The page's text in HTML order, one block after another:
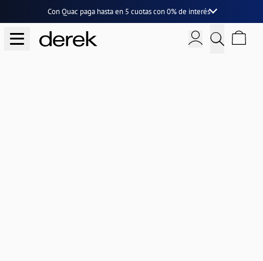
Con Quac paga hasta en 5 cuotascon0% de interés